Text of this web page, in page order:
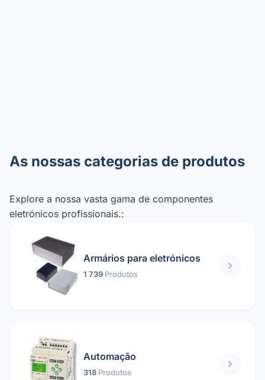
As nossas categorias de produtos
Explore a nossa vasta gama de componentes
eletrónicos profissionais.:
Armários para eletrónicos
1 739 Produtos
Automação
318 Produtos